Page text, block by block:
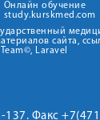
Онлайн обучение
study.kurskmed.com
сайта,
Laravel
137. Факс